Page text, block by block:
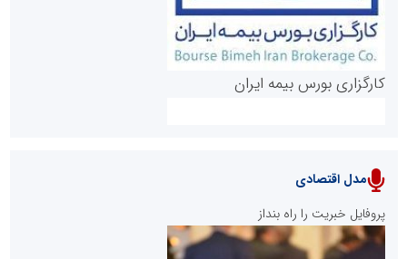
پایگاه خبری نهضت ملی مسکن
کارگزاری بورس بیمه ایران
مدل اقتصادی
پروفایل خبریت را راه بنداز